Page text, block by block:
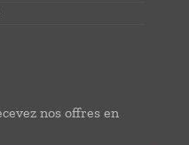
nos offres en